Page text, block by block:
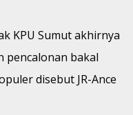
KPU Sumut akhirnya
pencalonan bakal
disebut JR-Ance